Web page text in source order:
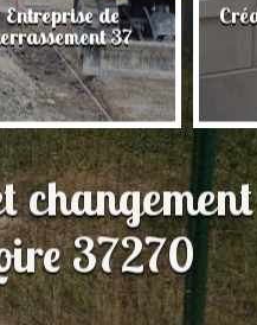
Entreprise de
37
37270